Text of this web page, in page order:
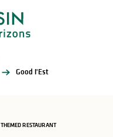
Good l'Est
THEMED RESTAURANT